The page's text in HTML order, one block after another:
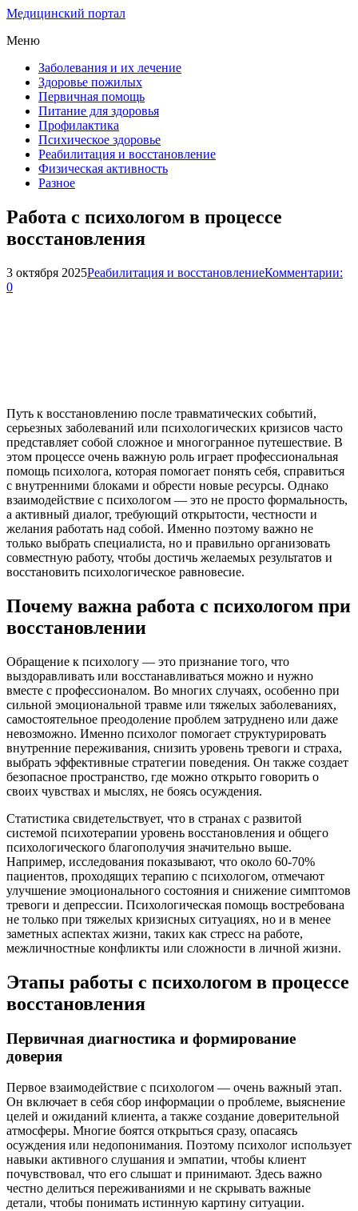
Медицинский портал
Меню
Заболевания и их лечение
Здоровье пожилых
Первичная помощь
Питание для здоровья
Профилактика
Психическое здоровье
Реабилитация и восстановление
Физическая активность
Разное
Работа с психологом в процессе
восстановления
3 октября 2025Реабилитация и восстановлениеКомментарии:
0
Путь к восстановлению после травматических событий,
серьезных заболеваний или психологических кризисов часто
представляет собой сложное и многогранное путешествие. В
этом процессе очень важную роль играет профессиональная
помощь психолога, которая помогает понять себя, справиться
с внутренними блоками и обрести новые ресурсы. Однако
взаимодействие с психологом — это не просто формальность,
а активный диалог, требующий открытости, честности и
желания работать над собой. Именно поэтому важно не
только выбрать специалиста, но и правильно организовать
совместную работу, чтобы достичь желаемых результатов и
восстановить психологическое равновесие.
Почему важна работа с психологом при
восстановлении
Обращение к психологу — это признание того, что
выздоравливать или восстанавливаться можно и нужно
вместе с профессионалом. Во многих случаях, особенно при
сильной эмоциональной травме или тяжелых заболеваниях,
самостоятельное преодоление проблем затруднено или даже
невозможно. Именно психолог помогает структурировать
внутренние переживания, снизить уровень тревоги и страха,
выбрать эффективные стратегии поведения. Он также создает
безопасное пространство, где можно открыто говорить о
своих чувствах и мыслях, не боясь осуждения.
Статистика свидетельствует, что в странах с развитой
системой психотерапии уровень восстановления и общего
психологического благополучия значительно выше.
Например, исследования показывают, что около 60-70%
пациентов, проходящих терапию с психологом, отмечают
улучшение эмоционального состояния и снижение симптомов
тревоги и депрессии. Психологическая помощь востребована
не только при тяжелых кризисных ситуациях, но и в менее
заметных аспектах жизни, таких как стресс на работе,
межличностные конфликты или сложности в личной жизни.
Этапы работы с психологом в процессе
восстановления
Первичная диагностика и формирование
доверия
Первое взаимодействие с психологом — очень важный этап.
Он включает в себя сбор информации о проблеме, выяснение
целей и ожиданий клиента, а также создание доверительной
атмосферы. Многие боятся открыться сразу, опасаясь
осуждения или недопонимания. Поэтому психолог использует
навыки активного слушания и эмпатии, чтобы клиент
почувствовал, что его слышат и принимают. Здесь важно
честно делиться переживаниями и не скрывать важные
детали, чтобы понимать истинную картину ситуации.